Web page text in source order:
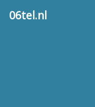
06tel.nl